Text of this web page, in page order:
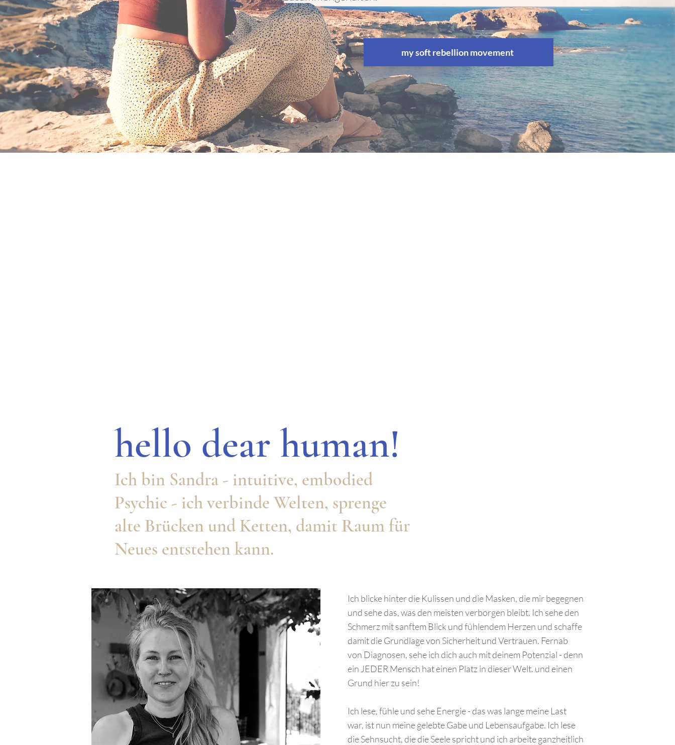
my soft rebellion movement
hello dear human!
Ich bin Sandra - intuitive, embodied
Psychic - ich verbinde Welten, sprenge
alte Brücken und Ketten, damit Raum für
Neues entstehen kann.
Ich blicke hinter die Kulissen und die Masken, die mir begegnen
und sehe das, was den meisten verborgen bleibt. Ich sehe den
Schmerz mit sanftem Blick und fühlendem Herzen und schaffe
damit die Grundlage von Sicherheit und Vertrauen. Fernab
von Diagnosen, sehe ich dich auch mit deinem Potenzial - denn
ein JEDER Mensch hat einen Platz in dieser Welt. und einen
Grund hier zu sein!
Ich lese, fühle und sehe Energie - das was lange meine Last
war, ist nun meine gelebte Gabe und Lebensaufgabe. Ich lese
die Sehnsucht, die die Seele spricht und ich arbeite ganzheitlich